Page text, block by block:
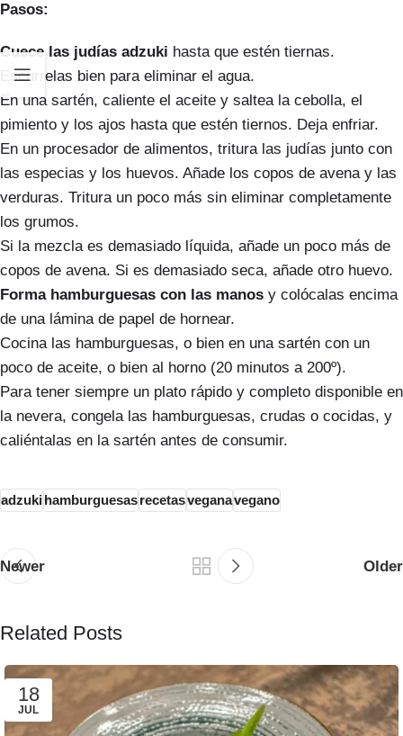
Pasos:
Cuece las judías adzuki hasta que estén tiernas.
Escurrelas bien para eliminar el agua.
En una sartén, caliente el aceite y saltea la cebolla, el
pimiento y los ajos hasta que estén tiernos. Deja enfriar.
En un procesador de alimentos, tritura las judías junto con
las especias y los huevos. Añade los copos de avena y las
verduras. Tritura un poco más sin eliminar completamente
los grumos.
Si la mezcla es demasiado líquida, añade un poco más de
copos de avena. Si es demasiado seca, añade otro huevo.
Forma hamburguesas con las manos y colócalas encima
de una lámina de papel de hornear.
Cocina las hamburguesas, o bien en una sartén con un
poco de aceite, o bien al horno (20 minutos a 200º).
Para tener siempre un plato rápido y completo disponible en
la nevera, congela las hamburguesas, crudas o cocidas, y
caliéntalas en la sartén antes de consumir.
adzukihamburguesasrecetasveganavegano
Newer Older
Related Posts
18
JUL